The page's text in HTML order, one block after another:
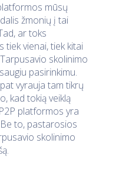
mūsų
žmonių į tai
ar toks
tiek vienai, tiek kitai
skolinimo
pasirinkimu.
vyrauja tam tikrų
kad tokią veiklą
platformos yra
to, pastarosios
skolinimo